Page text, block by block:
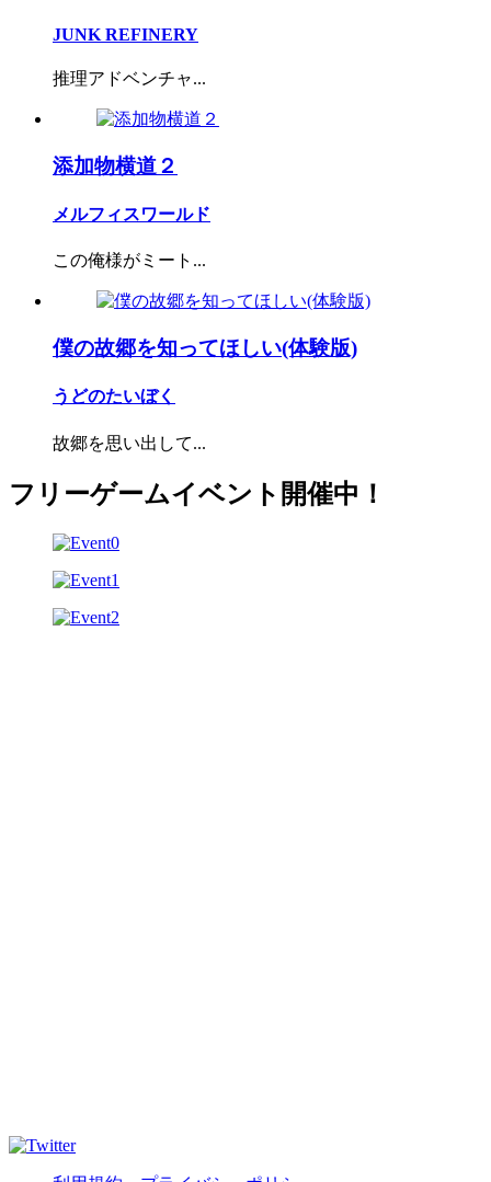
JUNK REFINERY
推理アドベンチャ...
添加物横道２
メルフィスワールド
この俺様がミート...
僕の故郷を知ってほしい(体験版)
うどのたいぼく
故郷を思い出して...
フリーゲームイベント開催中！